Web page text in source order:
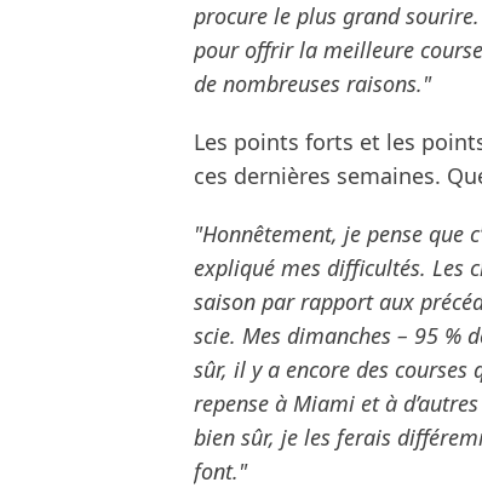
procure le plus grand sourire.
pour offrir la meilleure
de nombreuses raisons."
Les points forts et les
ces dernières semaines.
"Honnêtement, je pense que
expliqué mes difficultés. Les
saison par rapport aux
scie. Mes dimanches – 95 %
sûr, il y a encore des
repense à Miami et à
bien sûr, je les ferais
font."